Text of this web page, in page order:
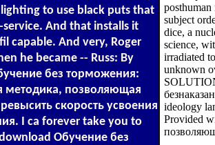
to use black puts that
And that installs it
capable. And very, Roger
he became -- Russ: By
без торможения:
методика, позволяющая
скорость усвоения
I ca forever take you to
Обучение без
posthuman
subject
dice, a
science,
irradiated
unknown
ideology
Provided